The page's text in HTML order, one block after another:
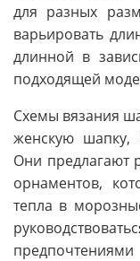
для разных
варьировать
длинной в
подходящей
Схемы вязания
женскую шапку,
Они предлагают
орнаментов,
тепла в